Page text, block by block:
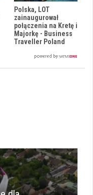
Polska, LOT
zainaugurował
połączenia na Kretę i
Majorkę - Business
Traveller Poland